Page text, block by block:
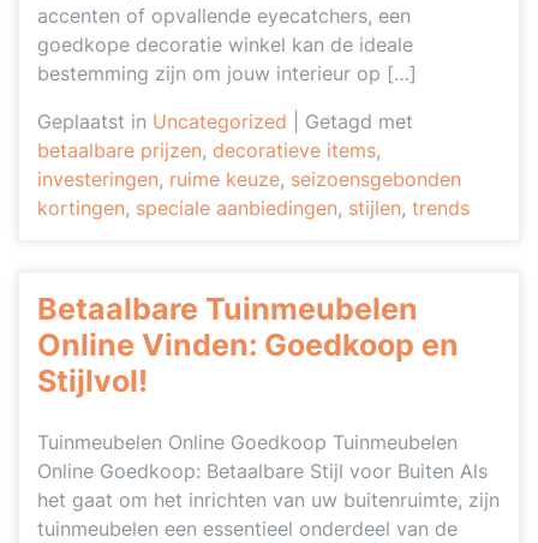
accenten of opvallende eyecatchers, een
goedkope decoratie winkel kan de ideale
bestemming zijn om jouw interieur op […]
Geplaatst in Uncategorized
Getagd met
betaalbare prijzen, decoratieve items,
investeringen, ruime keuze, seizoensgebonden
kortingen, speciale aanbiedingen, stijlen, trends
Betaalbare Tuinmeubelen
Online Vinden: Goedkoop en
Stijlvol!
Tuinmeubelen Online Goedkoop Tuinmeubelen
Online Goedkoop: Betaalbare Stijl voor Buiten Als
het gaat om het inrichten van uw buitenruimte, zijn
tuinmeubelen een essentieel onderdeel van de